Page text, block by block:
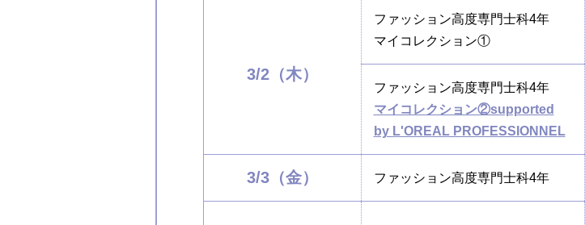
3/2（木）
ファッション高度専門士科4年
マイコレクション①
ファッション高度専門士科4年
マイコレクション②supported
by L'OREAL PROFESSIONNEL
3/3（金） ファッション高度専門士科4年